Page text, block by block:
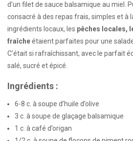
d’un filet de sauce balsamique au miel.
consacré à des repas frais, simples et à
ingrédients locaux, les pêches locales,
fraîcheétaient parfaites pour une
C’était si rafraîchissant, avec le parfait
salé, sucré et épicé.
Ingrédients :
6-8 c. à soupe d’huile d’olive
3 c. à soupe de glaçage balsamique
1 c. à café d’origan